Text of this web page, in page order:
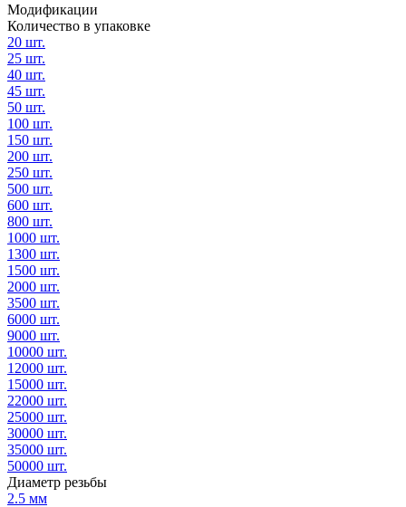
Модификации
Количество в упаковке
20 шт.
25 шт.
40 шт.
45 шт.
50 шт.
100 шт.
150 шт.
200 шт.
250 шт.
500 шт.
600 шт.
800 шт.
1000 шт.
1300 шт.
1500 шт.
2000 шт.
3500 шт.
6000 шт.
9000 шт.
10000 шт.
12000 шт.
15000 шт.
22000 шт.
25000 шт.
30000 шт.
35000 шт.
50000 шт.
Диаметр резьбы
2.5 мм